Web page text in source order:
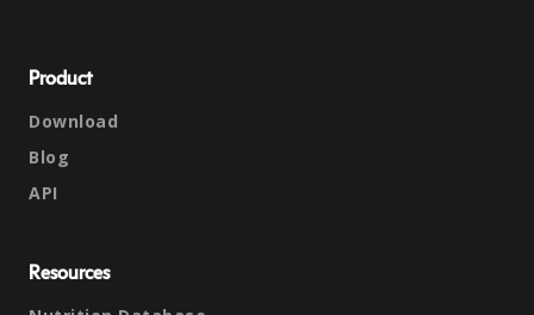
Product
Download
Blog
API
Resources